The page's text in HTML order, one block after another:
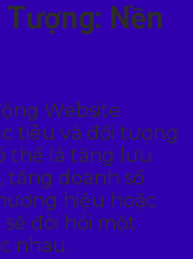
Nền
Website
tiêu và đối tượng
thể là tăng lưu
tăng doanh số
hiệu hoặc
đòi hỏi một
nhau.